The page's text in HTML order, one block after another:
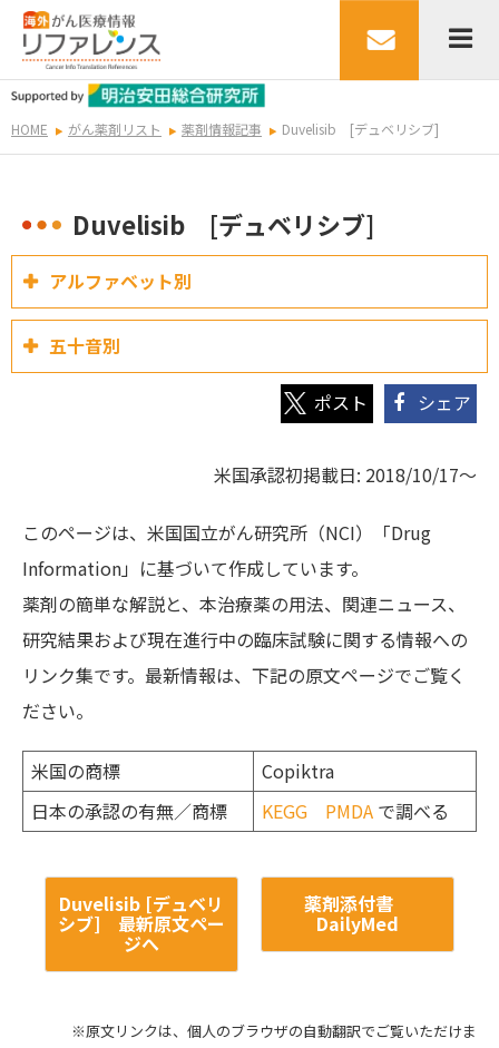
HOME がん薬剤リスト 薬剤情報記事 Duvelisib [デュベリシブ]
Duvelisib [デュベリシブ]
アルファベット別
五十音別
シェア
米国承認初掲載日: 2018/10/17～
このページは、米国国立がん研究所（NCI）「Drug
Information」に基づいて作成しています。
薬剤の簡単な解説と、本治療薬の用法、関連ニュース、
研究結果および現在進行中の臨床試験に関する情報への
リンク集です。最新情報は、下記の原文ページでご覧く
ださい。
米国の商標
Copiktra
日本の承認の有無／商標
KEGG PMDA で調べる
Duvelisib [デュベリ
シブ] 最新原文ペー
ジへ
薬剤添付書
DailyMed
※原文リンクは、個人のブラウザの自動翻訳でご覧いただけま